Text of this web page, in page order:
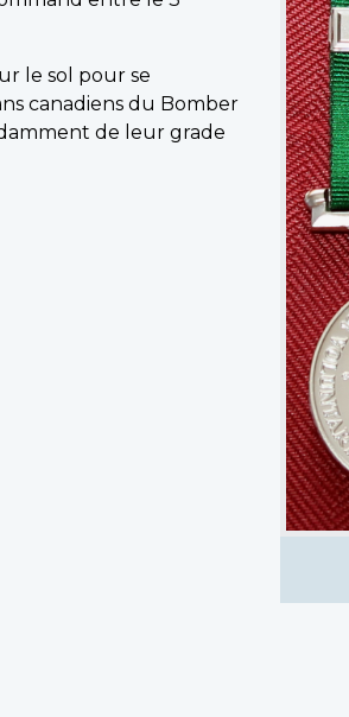
le sol pour se
canadiens du Bomber
de leur grade